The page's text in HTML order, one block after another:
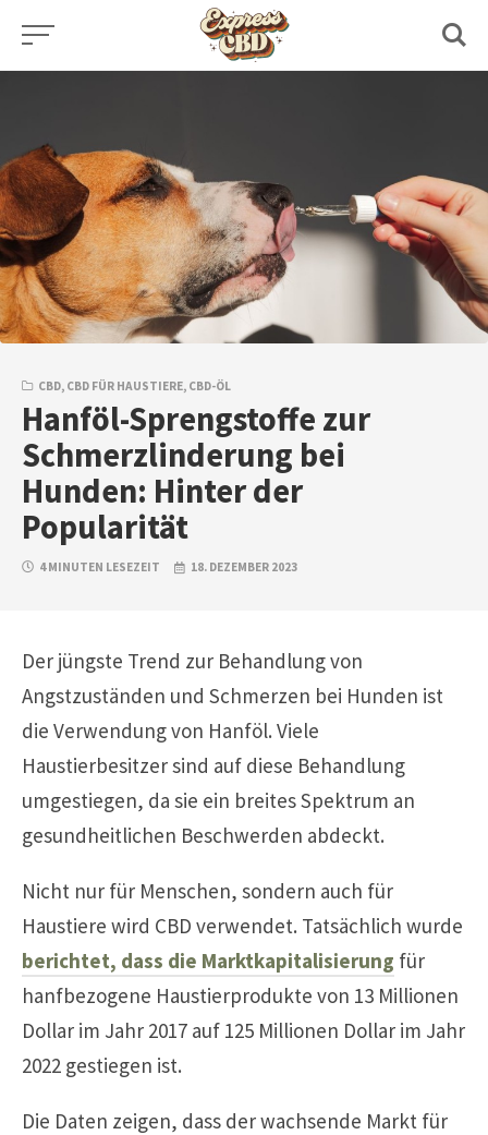
Skip
CBD, CBD FÜR HAUSTIERE, CBD-ÖL
Hanföl-Sprengstoffe zur
Schmerzlinderung bei
Hunden: Hinter der
Popularität
4 MINUTEN LESEZEIT 18. DEZEMBER 2023
Der jüngste Trend zur Behandlung von
Angstzuständen und Schmerzen bei Hunden ist
die Verwendung von Hanföl. Viele
Haustierbesitzer sind auf diese Behandlung
umgestiegen, da sie ein breites Spektrum an
gesundheitlichen Beschwerden abdeckt.
Nicht nur für Menschen, sondern auch für
Haustiere wird CBD verwendet. Tatsächlich wurde
berichtet, dass die Marktkapitalisierung für
hanfbezogene Haustierprodukte von 13 Millionen
Dollar im Jahr 2017 auf 125 Millionen Dollar im Jahr
2022 gestiegen ist.
Die Daten zeigen, dass der wachsende Markt für